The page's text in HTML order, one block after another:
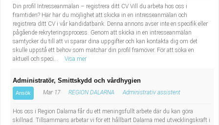
Kock, storhushåll
Undersköterska, vård- o specialavd. o mottagning
Bibliotekarie
Administrativ assistent
Lärare i gymnasiet
Din profil Intresseanmälan – registrera ditt CV Vill du arbeta hos oss i
framtiden? Här har du möjlighet att skicka in en intresseanmälan och
registrera ditt CV i vår kandidatbank. Denna annons avser inte en specifik eller
pågående rekryteringsprocess. Genom att skicka in en intresseanmälan
samtycker du till att vi sparar dina uppgifter och kan kontakta dig om det
skulle uppstå ett behov som matchar din profil framöver. För att söka en
aktuell och speci...
Visa mer
Administratör, Smittskydd och vårdhygien
Ansök Mar 17 REGION DALARNA Administrativ assistent
Hos oss i Region Dalarna får du ett meningsfullt arbete där du kan göra
skillnad. Tillsammans arbetar vi för ett hållbart Dalarna med utvecklingskraft i